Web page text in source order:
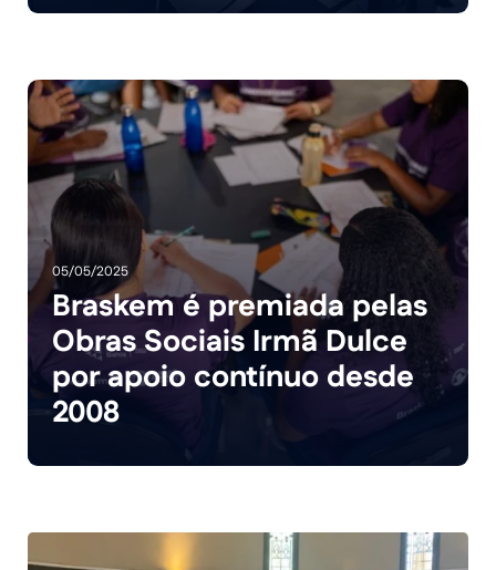
05/05/2025
Braskem é premiada pelas
Obras Sociais Irmã Dulce
por apoio contínuo desde
2008